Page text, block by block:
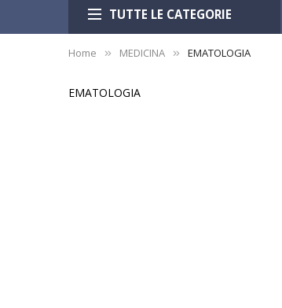
TUTTE LE CATEGORIE
Home MEDICINA EMATOLOGIA
EMATOLOGIA